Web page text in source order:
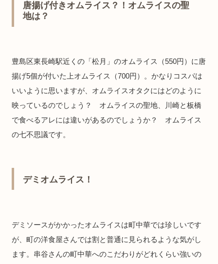
唐揚げ付きオムライス？！オムライスの聖
地は？
豊島区東長崎駅近くの「松月」のオムライス（550円）に唐
揚げ5個が付いた上オムライス（700円）。かなりコスパは
いいように思いますが、オムライスオタクにはどのように
映っているのでしょう？ オムライスの聖地、川崎と板橋
で食べるアレには違いがあるのでしょうか？ オムライス
の七不思議です。
デミオムライス！
デミソースがかかったオムライスは町中華では珍しいです
が、町の洋食屋さんでは割と普通に見られるような気がし
ます。串谷さんの町中華へのこだわりがどれくらい強いの